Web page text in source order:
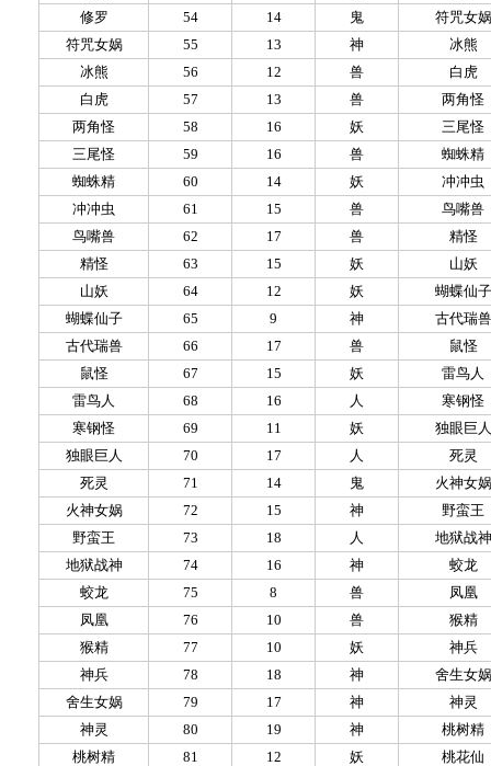
修罗
54 14 鬼
符咒女娲
符咒女娲
55 13 神
冰熊
冰熊
56 12 兽
白虎
白虎
57 13 兽
两角怪
两角怪
58 16 妖
三尾怪
三尾怪
59 16 兽
蜘蛛精
蜘蛛精
60 14 妖
冲冲虫
冲冲虫
61 15 兽
鸟嘴兽
鸟嘴兽
62 17 兽
精怪
精怪
63 15 妖
山妖
山妖
64 12 妖
蝴蝶仙子
蝴蝶仙子
65 9 神
古代瑞兽
古代瑞兽
66 17 兽
鼠怪
鼠怪
67 15 妖
雷鸟人
雷鸟人
68 16 人
寒钢怪
寒钢怪
69 11 妖
独眼巨人
独眼巨人
70 17 人
死灵
死灵
71 14 鬼
火神女娲
火神女娲
72 15 神
野蛮王
野蛮王
73 18 人
地狱战神
地狱战神
74 16 神
蛟龙
蛟龙
75 8 兽
凤凰
凤凰
76 10 兽
猴精
猴精
77 10 妖
神兵
神兵
78 18 神
舍生女娲
舍生女娲
79 17 神
神灵
神灵
80 19 神
桃树精
桃树精
81 12 妖
桃花仙